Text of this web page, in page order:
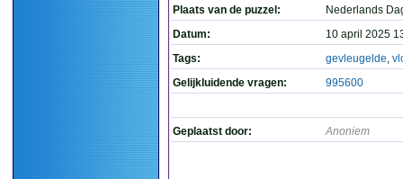
Plaats van de puzzel:
Nederlands
Datum:
10 april 2025
Tags:
gevleugelde,
Gelijkluidende vragen:
995600
Geplaatst door: Anoniem